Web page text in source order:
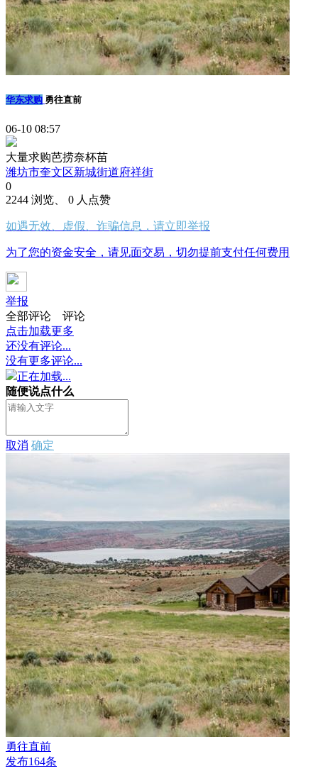
华东求购 勇往直前
06-10 08:57
大量求购芭捞奈杯苗
潍坊市奎文区新城街道府祥街
0
2244 浏览、 0 人点赞
如遇无效、虚假、诈骗信息，请立即举报
为了您的资金安全，请见面交易，切勿提前支付任何费用
举报
全部评论
评论
点击加载更多
还没有评论...
没有更多评论...
正在加载...
随便说点什么
取消 确定
勇往直前
发布164条